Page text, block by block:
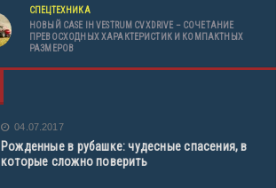
СПЕЦТЕХНИКА
НОВЫЙ CASE IH VESTRUM CVXDRIVE – СОЧЕТАНИЕ
ПРЕВОСХОДНЫХ ХАРАКТЕРИСТИК И КОМПАКТНЫХ
РАЗМЕРОВ
04.07.2017
Рожденные в рубашке: чудесные спасения, в
которые сложно поверить